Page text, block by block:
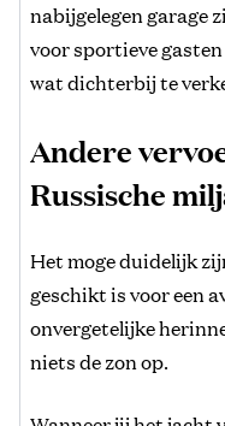
nabijgelegen garage
voor sportieve
wat dichterbij te
Andere
Russische
Het moge duidelijk
geschikt is voor een
onvergetelijke
niets de zon op.